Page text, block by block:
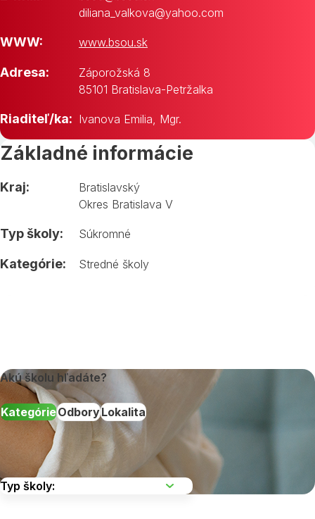
diliana_valkova@yahoo.com
WWW: www.bsou.sk
Adresa:
Záporožská 8
85101 Bratislava-Petržalka
Riaditeľ/ka: Ivanova Emilia, Mgr.
Základné informácie
Kraj:
Bratislavský
Okres Bratislava V
Typ školy: Súkromné
Kategórie: Stredné školy
Akú školu hľadáte?
KategórieOdboryLokalita